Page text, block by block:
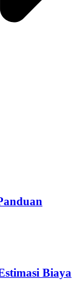
Biaya